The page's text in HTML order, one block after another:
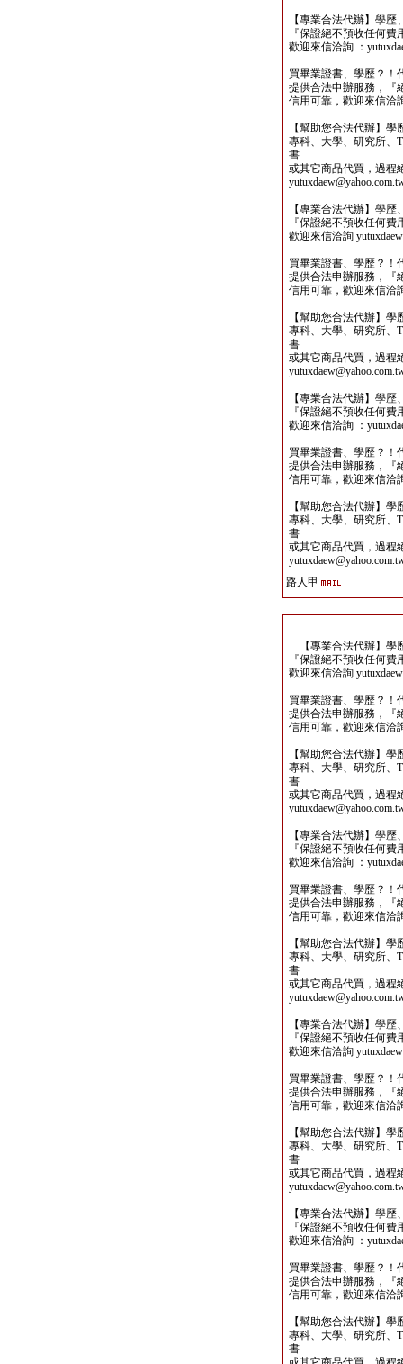
【專業合法代辦】學
『保證絕不預收任何
歡迎來信洽詢 ：
買畢業證書、學歷？！
提供合法申辦服務，『
信用可靠，歡迎來信洽
【幫助您合法代辦】
專科、大學、研究所、
書
或其它商品代買，過程
【專業合法代辦】學
『保證絕不預收任何
歡迎來信洽詢
買畢業證書、學歷？！
提供合法申辦服務，『
信用可靠，歡迎來信洽
【幫助您合法代辦】
專科、大學、研究所、
書
或其它商品代買，過程
【專業合法代辦】學
『保證絕不預收任何
歡迎來信洽詢 ：
買畢業證書、學歷？！
提供合法申辦服務，『
信用可靠，歡迎來信洽
【幫助您合法代辦】
專科、大學、研究所、
書
或其它商品代買，過程
路人甲
【專業合法代辦】學
『保證絕不預收任何
歡迎來信洽詢
買畢業證書、學歷？！
提供合法申辦服務，『
信用可靠，歡迎來信洽
【幫助您合法代辦】
專科、大學、研究所、
書
或其它商品代買，過程
【專業合法代辦】學
『保證絕不預收任何
歡迎來信洽詢 ：
買畢業證書、學歷？！
提供合法申辦服務，『
信用可靠，歡迎來信洽
【幫助您合法代辦】
專科、大學、研究所、
書
或其它商品代買，過程
【專業合法代辦】學
『保證絕不預收任何
歡迎來信洽詢
買畢業證書、學歷？！
提供合法申辦服務，『
信用可靠，歡迎來信洽
【幫助您合法代辦】
專科、大學、研究所、
書
或其它商品代買，過程
【專業合法代辦】學
『保證絕不預收任何
歡迎來信洽詢 ：
買畢業證書、學歷？！
提供合法申辦服務，『
信用可靠，歡迎來信洽
【幫助您合法代辦】
專科、大學、研究所、
書